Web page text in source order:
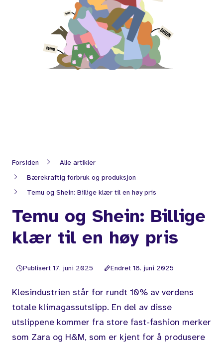
Forsiden
Alle artikler
Bærekraftig forbruk og produksjon
Temu og Shein: Billige klær til en høy pris
Temu og Shein: Billige
klær til en høy pris
Publisert 17. juni 2025 Endret 18. juni 2025
Klesindustrien står for rundt 10% av verdens
totale klimagassutslipp. En del av disse
utslippene kommer fra store fast-fashion merker
som Zara og H&M, som er kjent for å produsere